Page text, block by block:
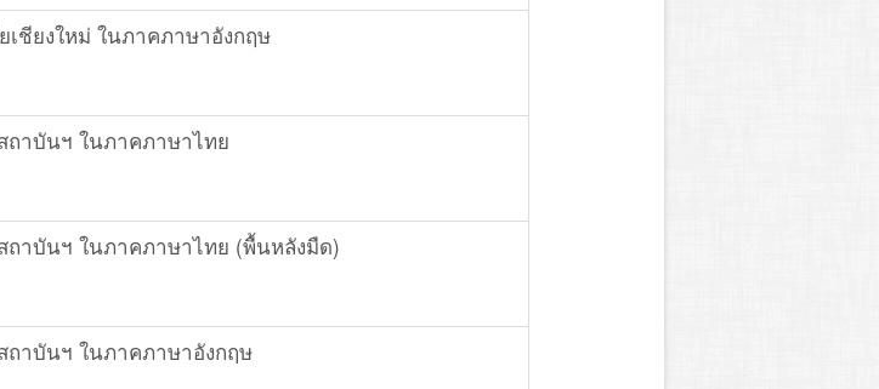
เชียงใหม่ ในภาคภาษาอังกฤษ
ถาบันฯ ในภาคภาษาไทย
ถาบันฯ ในภาคภาษาไทย (พื้นหลังมืด)
ถาบันฯ ในภาคภาษาอังกฤษ